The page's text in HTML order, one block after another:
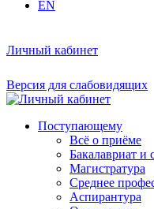
EN
Личный кабинет
Версия для слабовидящих
Поступающему
Всё о приёме
Бакалавриат и
Магистратура
Среднее
Аспирантура